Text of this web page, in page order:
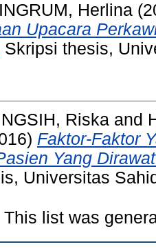
Herlina
Upacara
Skripsi thesis,
Riska and
Faktor-Faktor
Yang
Universitas
This list was